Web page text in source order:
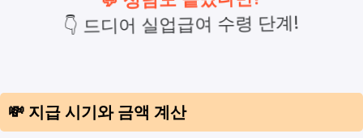
👇 드디어 실업급여 수령 단계!
💸 지급 시기와 금액 계산